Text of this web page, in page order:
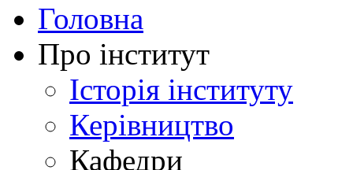
Головна
Про інститут
Історія інституту
Керівництво
Кафедри